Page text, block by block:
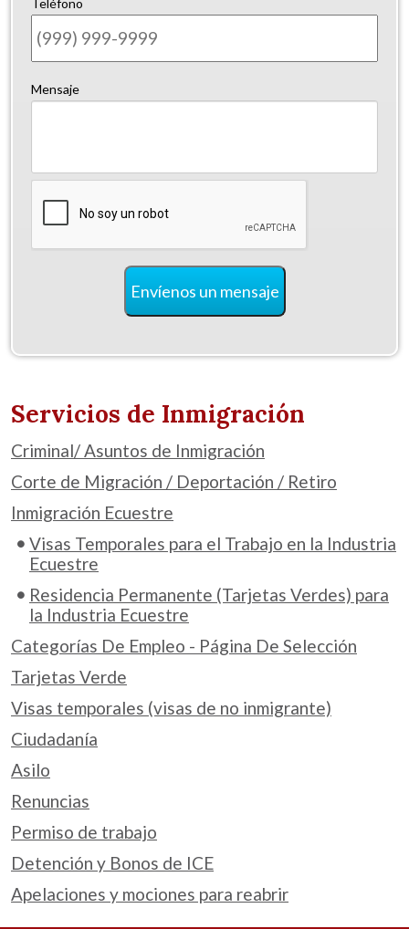
Mensaje
Envíenos un mensaje
Servicios de Inmigración
Criminal/ Asuntos de Inmigración
Corte de Migración / Deportación / Retiro
Inmigración Ecuestre
Visas Temporales para el Trabajo en la Industria
Ecuestre
Residencia Permanente (Tarjetas Verdes) para
la Industria Ecuestre
Categorías De Empleo - Página De Selección
Tarjetas Verde
Visas temporales (visas de no inmigrante)
Ciudadanía
Asilo
Renuncias
Permiso de trabajo
Detención y Bonos de ICE
Apelaciones y mociones para reabrir